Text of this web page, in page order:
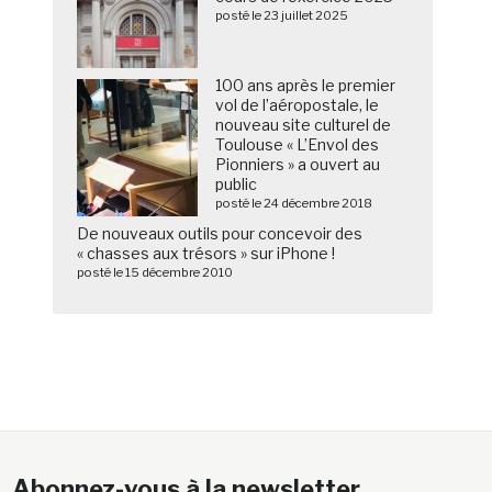
posté le 23 juillet 2025
100 ans après le premier
vol de l’aéropostale, le
nouveau site culturel de
Toulouse « L’Envol des
Pionniers » a ouvert au
public
posté le 24 décembre 2018
De nouveaux outils pour concevoir des
« chasses aux trésors » sur iPhone !
posté le 15 décembre 2010